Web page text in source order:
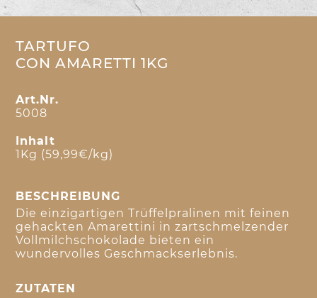
TARTUFO
CON AMARETTI 1KG
Art.Nr.
5008
Inhalt
1Kg (59,99€/kg)
BESCHREIBUNG
Die einzigartigen Trüffelpralinen mit feinen
gehackten Amarettini in zartschmelzender
Vollmilchschokolade bieten ein
wundervolles Geschmackserlebnis.
ZUTATEN